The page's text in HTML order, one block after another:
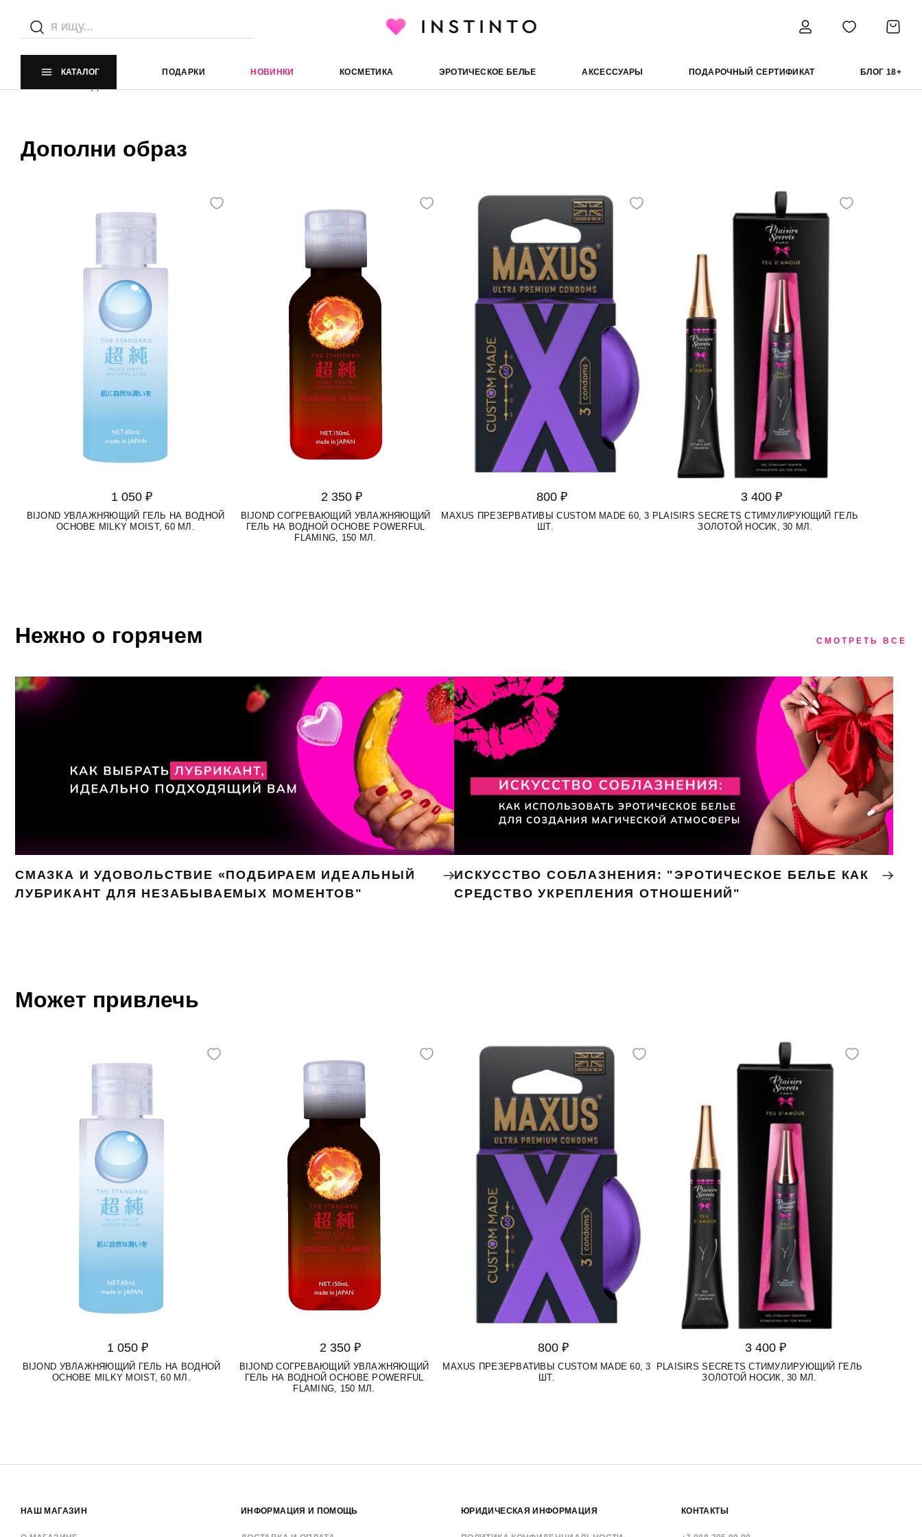
КАТАЛОГ ПОДАРКИ НОВИНКИ КОСМЕТИКА ЭРОТИЧЕСКОЕ БЕЛЬЕ АКСЕССУАРЫ ПОДАРОЧНЫЙ СЕРТИФИКАТ БЛОГ 18+
Главная страница
Каталог
Дополни образ
1 050 ₽
BIJOND УВЛАЖНЯЮЩИЙ ГЕЛЬ НА ВОДНОЙ
ОСНОВЕ MILKY MOIST, 60 МЛ.
2 350 ₽
BIJOND СОГРЕВАЮЩИЙ УВЛАЖНЯЮЩИЙ
ГЕЛЬ НА ВОДНОЙ ОСНОВЕ POWERFUL
FLAMING, 150 МЛ.
800 ₽
MAXUS ПРЕЗЕРВАТИВЫ CUSTOM MADE 60, 3
ШТ.
3 400 ₽
PLAISIRS SECRETS СТИМУЛИРУЮЩИЙ ГЕЛЬ
ЗОЛОТОЙ НОСИК, 30 МЛ.
Нежно о горячем СМОТРЕТЬ ВСЕ
СМАЗКА И УДОВОЛЬСТВИЕ «ПОДБИРАЕМ ИДЕАЛЬНЫЙ
ЛУБРИКАНТ ДЛЯ НЕЗАБЫВАЕМЫХ МОМЕНТОВ"
ИСКУССТВО СОБЛАЗНЕНИЯ: "ЭРОТИЧЕСКОЕ БЕЛЬЕ КАК
СРЕДСТВО УКРЕПЛЕНИЯ ОТНОШЕНИЙ"
Может привлечь
1 050 ₽
BIJOND УВЛАЖНЯЮЩИЙ ГЕЛЬ НА ВОДНОЙ
ОСНОВЕ MILKY MOIST, 60 МЛ.
2 350 ₽
BIJOND СОГРЕВАЮЩИЙ УВЛАЖНЯЮЩИЙ
ГЕЛЬ НА ВОДНОЙ ОСНОВЕ POWERFUL
FLAMING, 150 МЛ.
800 ₽
MAXUS ПРЕЗЕРВАТИВЫ CUSTOM MADE 60, 3
ШТ.
3 400 ₽
PLAISIRS SECRETS СТИМУЛИРУЮЩИЙ ГЕЛЬ
ЗОЛОТОЙ НОСИК, 30 МЛ.
НАШ МАГАЗИН ИНФОРМАЦИЯ И ПОМОЩЬ ЮРИДИЧЕСКАЯ ИНФОРМАЦИЯ КОНТАКТЫ